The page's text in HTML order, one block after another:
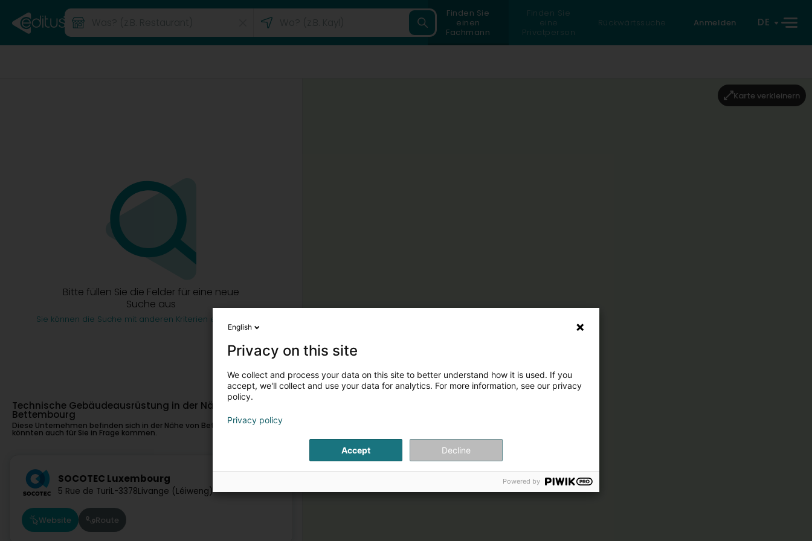
Finden Sie
einen
Fachmann
Finden Sie
eine
Privatperson
Rückwärtssuche Anmelden DE
Bitte füllen Sie die Felder für eine neue
Suche aus
Sie können die Suche mit anderen Kriterien erneut starten
Technische Gebäudeausrüstung in der Nähe von
Bettembourg
Diese Unternehmen befinden sich in der Nähe von Bettembourg und
könnten auch für Sie in Frage kommen.
SOCOTEC Luxembourg
5 Rue de TuriL-3378Livange (Léiweng)
Website Route
Karte verkleinern
English
Privacy on this site
We collect and process your data on this site to better understand how it is used. If you
accept, we'll collect and use your data for analytics. For more information, see our privacy
policy.
Privacy policy
Accept Decline
Powered by